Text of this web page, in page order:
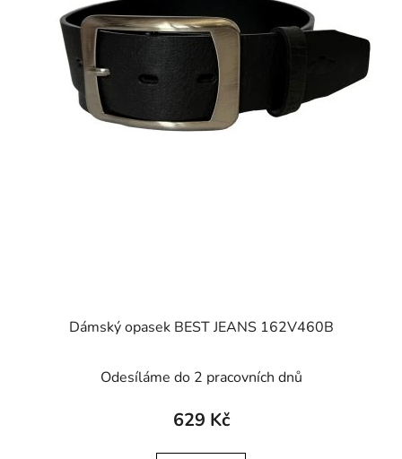
Dámský opasek BEST JEANS 162V460B
Odesíláme do 2 pracovních dnů
629 Kč